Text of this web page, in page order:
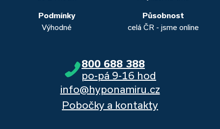
Podmínky
Výhodné
Působnost
celá ČR - jsme online
800 688 388
po-pá 9-16 hod
info@hyponamiru.cz
Pobočky a kontakty